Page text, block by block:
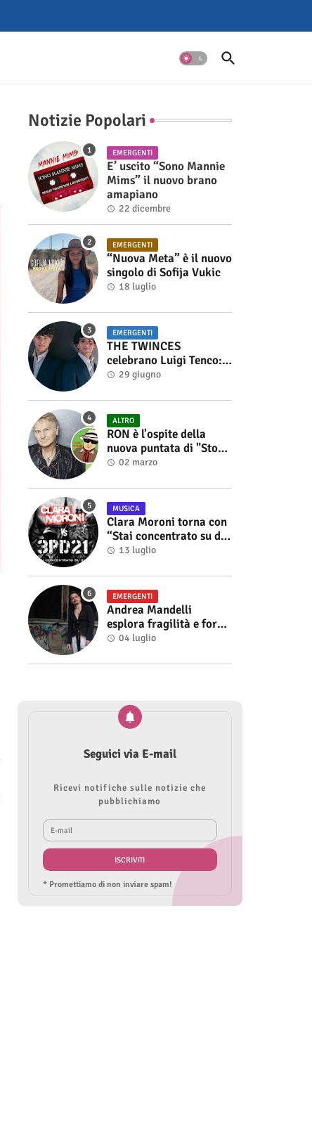
Notizie Popolari
EMERGENTI
E’ uscito “Sono Mannie
Mims” il nuovo brano
amapiano
22 dicembre
EMERGENTI
“Nuova Meta” è il nuovo
singolo di Sofija Vukic
18 luglio
EMERGENTI
THE TWINCES
celebrano Luigi Tenco:
fuori singolo e video di
29 giugno
ALTRO
RON è l'ospite della
nuova puntata di "Storie
di Musica", in onda sul
Alberto Salerno
02 marzo
MUSICA
Clara Moroni torna con
“Stai concentrato su di
me”, il nuovo singolo
13 luglio
EMERGENTI
Andrea Mandelli
esplora fragilità e forza
nel videoclip di “Sofia”
04 luglio
Seguici via E-mail
Ricevi notifiche sulle notizie che
pubblichiamo
* Promettiamo di non inviare spam!